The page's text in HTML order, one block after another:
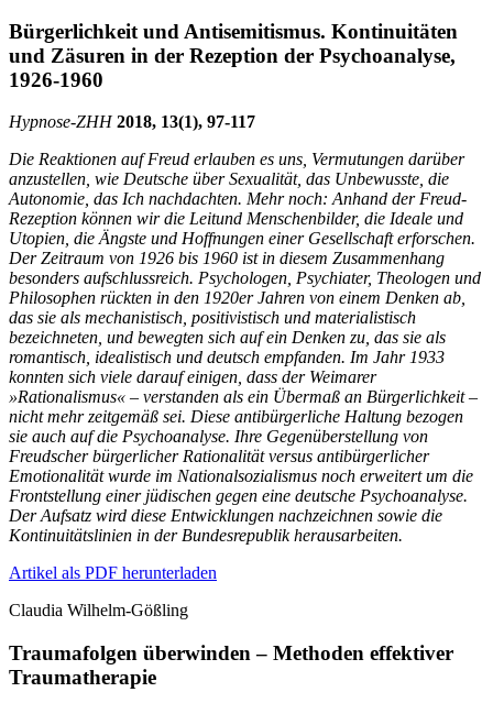
Bürgerlichkeit und Antisemitismus. Kontinuitäten
und Zäsuren in der Rezeption der Psychoanalyse,
1926-1960
Hypnose-ZHH2018, 13(1), 97-117
Die Reaktionen auf Freud erlauben es uns, Vermutungen darüber
anzustellen, wie Deutsche über Sexualität, das Unbewusste, die
Autonomie, das Ich nachdachten. Mehr noch: Anhand der Freud-
Rezeption können wir die Leitund Menschenbilder, die Ideale und
Utopien, die Ängste und Hoffnungen einer Gesellschaft erforschen.
Der Zeitraum von 1926 bis 1960 ist in diesem Zusammenhang
besonders aufschlussreich. Psychologen, Psychiater, Theologen und
Philosophen rückten in den 1920er Jahren von einem Denken ab,
das sie als mechanistisch, positivistisch und materialistisch
bezeichneten, und bewegten sich auf ein Denken zu, das sie als
romantisch, idealistisch und deutsch empfanden. Im Jahr 1933
konnten sich viele darauf einigen, dass der Weimarer
»Rationalismus« – verstanden als ein Übermaß an Bürgerlichkeit –
nicht mehr zeitgemäß sei. Diese antibürgerliche Haltung bezogen
sie auch auf die Psychoanalyse. Ihre Gegenüberstellung von
Freudscher bürgerlicher Rationalität versus antibürgerlicher
Emotionalität wurde im Nationalsozialismus noch erweitert um die
Frontstellung einer jüdischen gegen eine deutsche Psychoanalyse.
Der Aufsatz wird diese Entwicklungen nachzeichnen sowie die
Kontinuitätslinien in der Bundesrepublik herausarbeiten.
Artikel als PDF herunterladen
Claudia Wilhelm-Gößling
Traumafolgen überwinden – Methoden effektiver
Traumatherapie